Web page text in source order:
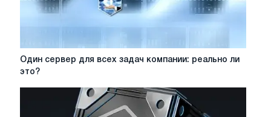
Один
сервер
Один сервер для всех задач компании: реально ли
это?